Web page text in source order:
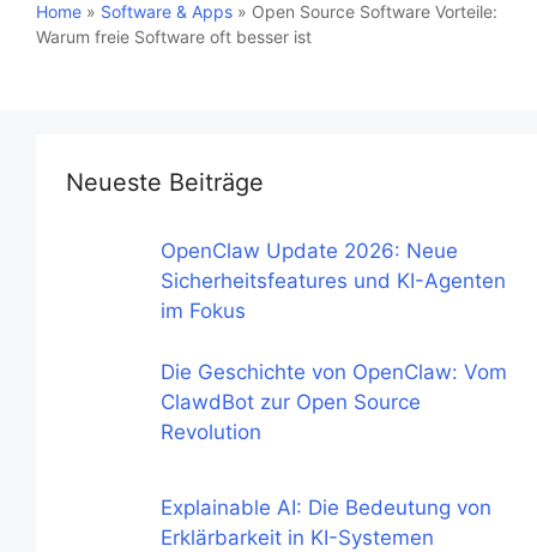
Home » Software & Apps » Open Source Software Vorteile:
Warum freie Software oft besser ist
Neueste Beiträge
OpenClaw Update 2026: Neue
Sicherheitsfeatures und KI-Agenten
im Fokus
Die Geschichte von OpenClaw: Vom
ClawdBot zur Open Source
Revolution
Explainable AI: Die Bedeutung von
Erklärbarkeit in KI-Systemen